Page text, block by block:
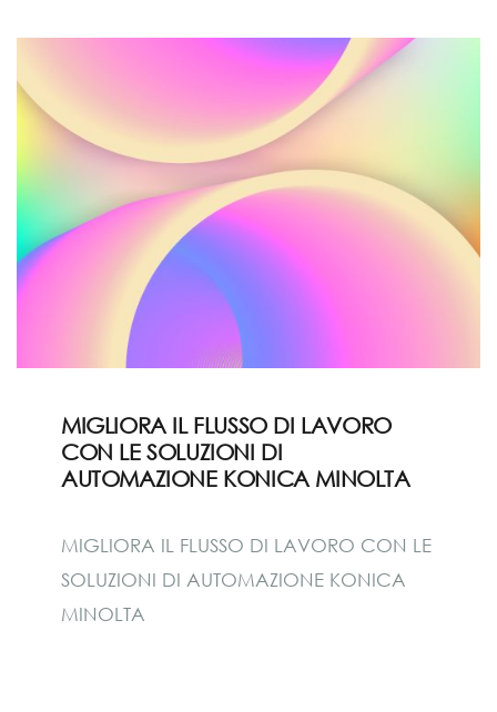
MIGLIORA IL FLUSSO DI LAVORO
CON LE SOLUZIONI DI
AUTOMAZIONE KONICA MINOLTA
MIGLIORA IL FLUSSO DI LAVORO CON LE
SOLUZIONI DI AUTOMAZIONE KONICA
MINOLTA